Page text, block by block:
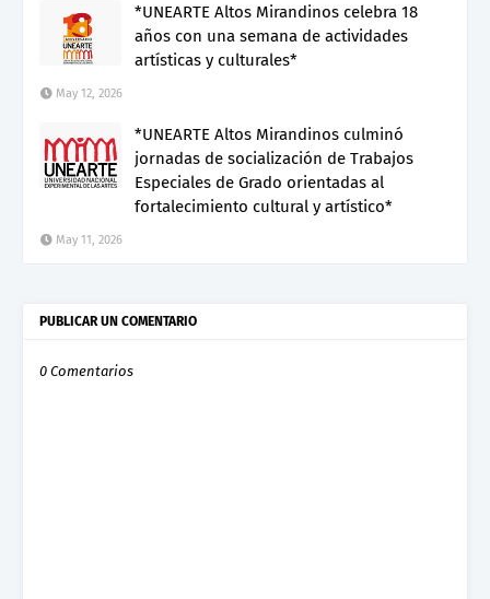
*UNEARTE Altos Mirandinos celebra 18
años con una semana de actividades
artísticas y culturales*
May 12, 2026
*UNEARTE Altos Mirandinos culminó
jornadas de socialización de Trabajos
Especiales de Grado orientadas al
fortalecimiento cultural y artístico*
May 11, 2026
PUBLICAR UN COMENTARIO
0 Comentarios